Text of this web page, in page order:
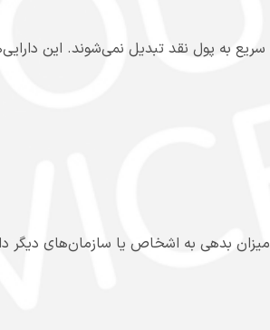
به پول نقد تبدیل نمی‌شوند. این
بدهی به اشخاص یا سازمان‌های دیگر